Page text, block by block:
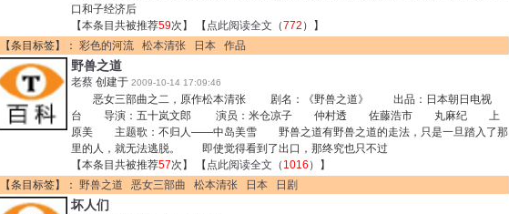
口和子经济后
【本条目共被推荐59次】 【 点此阅读全文 （772 ）】
【条目标签】： 彩色的河流 松本清张 日本 作品
野兽之道
老蔡 创建于 2009-10-14 17:09:46
恶女三部曲之二，原作松本清张 剧名：《野兽之道》 出品：日本朝日电视
台 导演：五十岚文郎 演员：米仓凉子 仲村透 佐藤浩市 丸麻纪 上
原美 主题歌：不归人——中岛美雪 野兽之道有野兽之道的走法，只是一旦踏入了那
里的人，就无法逃脱。 即使觉得看到了出口，那终究也只不过
【本条目共被推荐57次】 【 点此阅读全文 （ 1016 ）】
【条目标签】： 野兽之道 恶女三部曲 松本清张 日本 日剧
坏人们